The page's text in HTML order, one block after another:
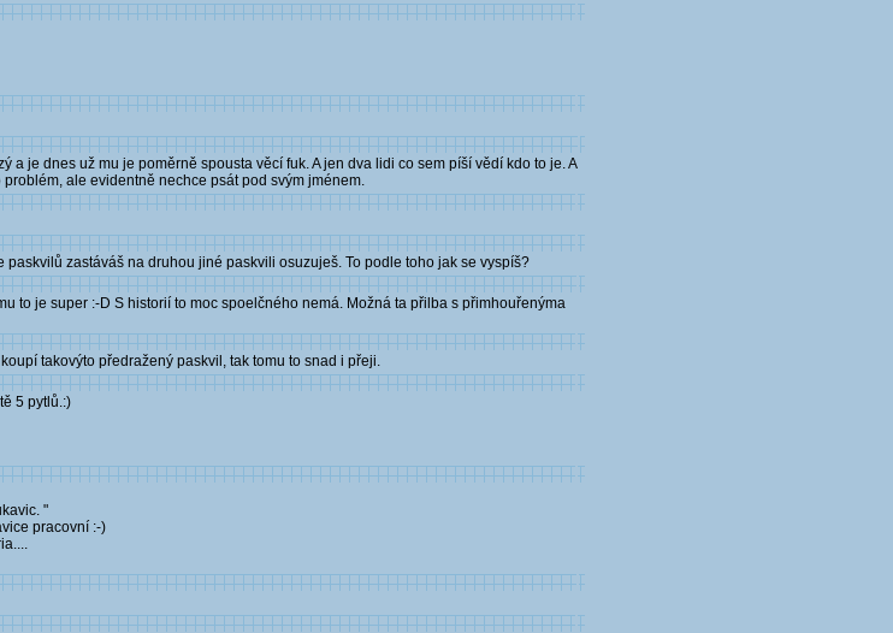
je dnes už mu je poměrně spousta věcí fuk. A jen dva lidi co sem píší vědí kdo to je. A
ale evidentně nechce psát pod svým jménem.
zastáváš na druhou jiné paskvili osuzuješ. To podle toho jak se vyspíš?
to je super :-D S historií to moc spoelčného nemá. Možná ta přilba s přimhouřenýma
takovýto předražený paskvil, tak tomu to snad i přeji.
5 pytlů.:)
"
pracovní :-)